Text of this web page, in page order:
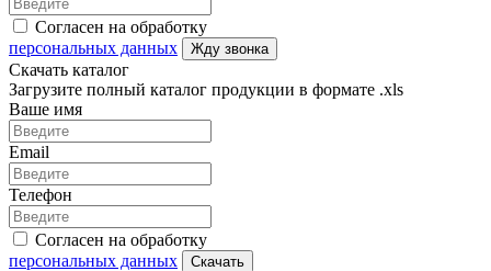
Согласен на обработку
персональных данных
Жду звонка
Скачать каталог
Загрузите полный каталог продукции в формате .xls
Ваше имя
Email
Телефон
Согласен на обработку
персональных данных
Скачать